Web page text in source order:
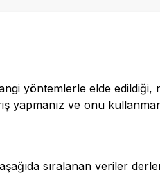
yöntemlerle elde edildiği,
yapmanız ve onu
sıralanan veriler